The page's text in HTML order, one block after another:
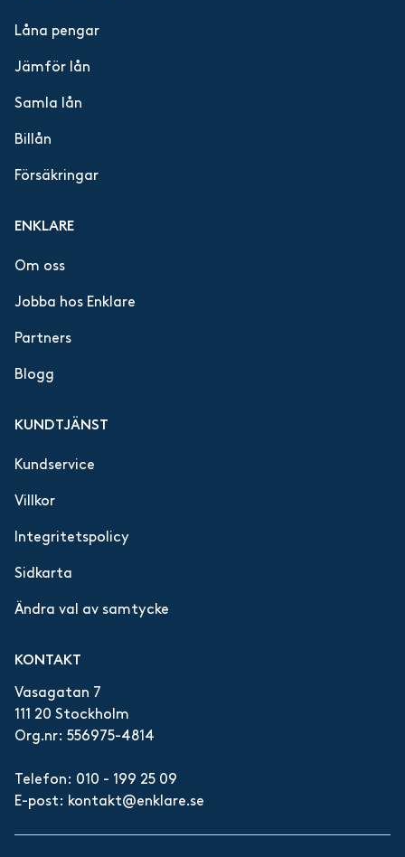
Låna pengar
Jämför lån
Samla lån
Billån
Försäkringar
ENKLARE
Om oss
Jobba hos Enklare
Partners
Blogg
KUNDTJÄNST
Kundservice
Villkor
Integritetspolicy
Sidkarta
Ändra val av samtycke
KONTAKT
Vasagatan 7
111 20 Stockholm
Org.nr: 556975-4814
Telefon: 010 - 199 25 09
E-post: kontakt@enklare.se